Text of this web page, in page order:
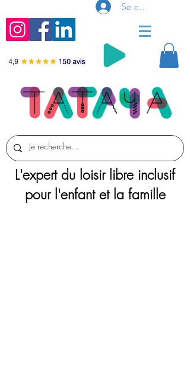
Se connecter
L'expert du loisir libre inclusif
pour l'enfant et la famille